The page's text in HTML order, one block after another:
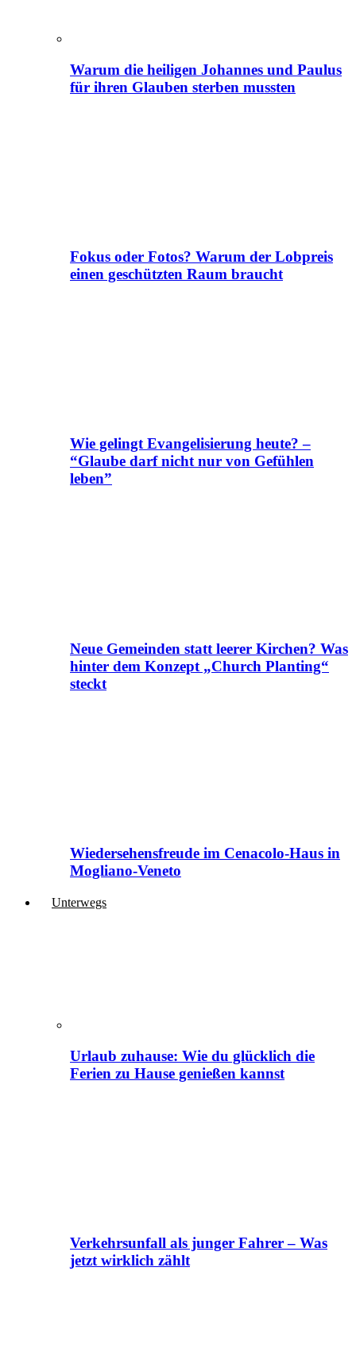
Warum die heiligen Johannes und Paulus
für ihren Glauben sterben mussten
Fokus oder Fotos? Warum der Lobpreis
einen geschützten Raum braucht
Wie gelingt Evangelisierung heute? –
“Glaube darf nicht nur von Gefühlen
leben”
Neue Gemeinden statt leerer Kirchen? Was
hinter dem Konzept „Church Planting“
steckt
Wiedersehensfreude im Cenacolo-Haus in
Mogliano-Veneto
Unterwegs
Urlaub zuhause: Wie du glücklich die
Ferien zu Hause genießen kannst
Verkehrsunfall als junger Fahrer – Was
jetzt wirklich zählt